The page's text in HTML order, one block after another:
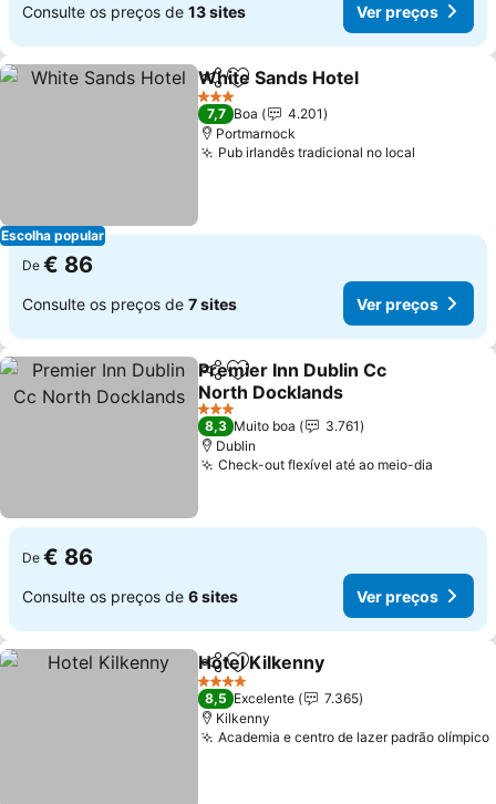
Consulte os preços de 13 sites Ver preços
Escolha popular
PartilharAdicionar aos favoritos
White Sands Hotel
3 Estrelas
7,7 Boa
4.201
Portmarnock
Pub irlandês tradicional no local
De € 86
Consulte os preços de 7 sites Ver preços
PartilharAdicionar aos favoritos
Premier Inn Dublin Cc
North Docklands
3 Estrelas
8,3 Muito boa
3.761
Dublin
Check-out flexível até ao meio-dia
De € 86
Consulte os preços de 6 sites Ver preços
PartilharAdicionar aos favoritos
Hotel Kilkenny
4 Estrelas
8,5 Excelente
7.365
Kilkenny
Academia e centro de lazer padrão olímpico